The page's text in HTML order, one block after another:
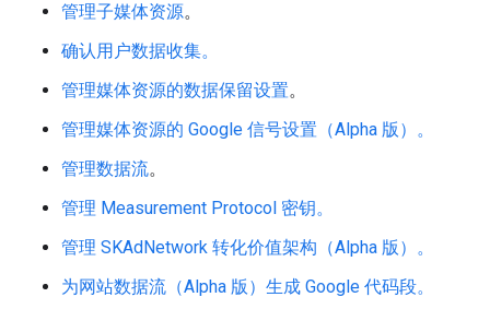
管理子媒体资源。
确认用户数据收集。
管理媒体资源的数据保留设置。
管理媒体资源的 Google 信号设置（Alpha 版）。
管理数据流。
管理 Measurement Protocol 密钥。
管理 SKAdNetwork 转化价值架构（Alpha 版）。
为网站数据流（Alpha 版）生成 Google 代码段。